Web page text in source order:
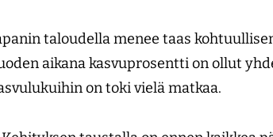
taloudella menee taas
aikana kasvuprosentti on ollut
on toki vielä matkaa.